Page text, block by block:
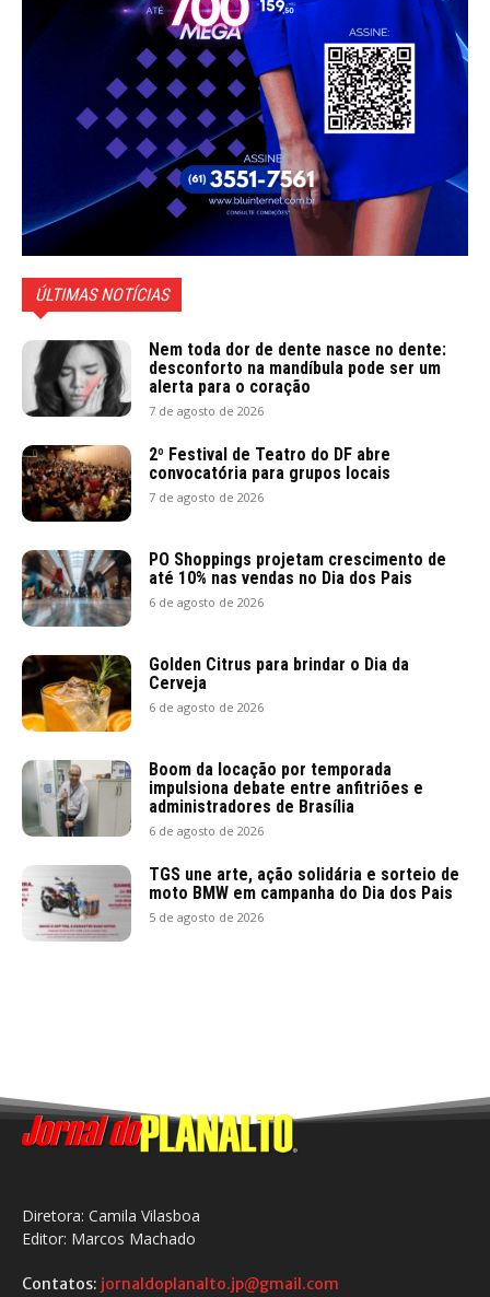
ÚLTIMAS NOTÍCIAS
Nem toda dor de dente nasce no dente:
desconforto na mandíbula pode ser um
alerta para o coração
7 de agosto de 2026
2º Festival de Teatro do DF abre
convocatória para grupos locais
7 de agosto de 2026
PO Shoppings projetam crescimento de
até 10% nas vendas no Dia dos Pais
6 de agosto de 2026
Golden Citrus para brindar o Dia da
Cerveja
6 de agosto de 2026
Boom da locação por temporada
impulsiona debate entre anfitriões e
administradores de Brasília
6 de agosto de 2026
TGS une arte, ação solidária e sorteio de
moto BMW em campanha do Dia dos Pais
5 de agosto de 2026
Diretora: Camila Vilasboa
Editor: Marcos Machado
Contatos: jornaldoplanalto.jp@gmail.com